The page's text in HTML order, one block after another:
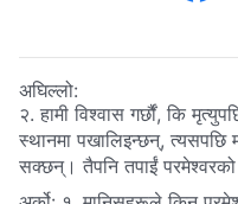
अघिल्लो:
२. हामी विश्‍वास गर्छौं, कि
स्थानमा पखालिइन्छन्, त्यसपछि
सक्छन्। तैपनि तपाईं
स्वीकार नगर्नेहरू शुद्ध हुनेछैनन्, र